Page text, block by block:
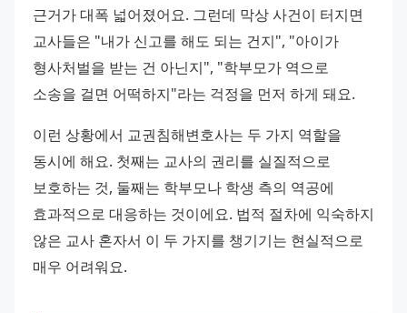
근거가 대폭 넓어졌어요. 그런데 막상 사건이 터지면
교사들은 "내가 신고를 해도 되는 건지", "아이가
형사처벌을 받는 건 아닌지", "학부모가 역으로
소송을 걸면 어떡하지"라는 걱정을 먼저 하게 돼요.
이런 상황에서 교권침해변호사는 두 가지 역할을
동시에 해요. 첫째는 교사의 권리를 실질적으로
보호하는 것, 둘째는 학부모나 학생 측의 역공에
효과적으로 대응하는 것이에요. 법적 절차에 익숙하지
않은 교사 혼자서 이 두 가지를 챙기기는 현실적으로
매우 어려워요.